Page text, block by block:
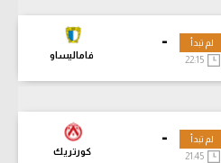
-
فاماليساو
لم تبدأ
22:15
-
كورتريك
لم تبدأ
21:45